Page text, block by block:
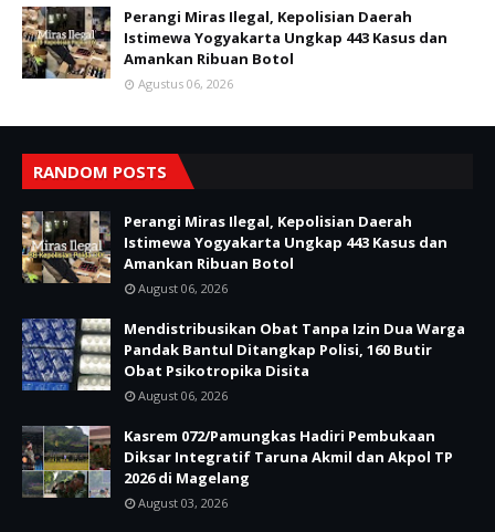
Perangi Miras Ilegal, Kepolisian Daerah
Istimewa Yogyakarta Ungkap 443 Kasus dan
Amankan Ribuan Botol
Agustus 06, 2026
RANDOM POSTS
Perangi Miras Ilegal, Kepolisian Daerah
Istimewa Yogyakarta Ungkap 443 Kasus dan
Amankan Ribuan Botol
August 06, 2026
Mendistribusikan Obat Tanpa Izin Dua Warga
Pandak Bantul Ditangkap Polisi, 160 Butir
Obat Psikotropika Disita
August 06, 2026
Kasrem 072/Pamungkas Hadiri Pembukaan
Diksar Integratif Taruna Akmil dan Akpol TP
2026 di Magelang
August 03, 2026